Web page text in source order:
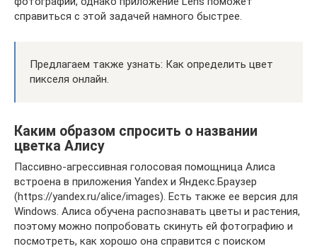
справиться с этой задачей намного быстрее.
Предлагаем также узнать: Как определить цвет
пикселя онлайн.
Каким образом спросить о названии
цветка Алису
Пассивно-агрессивная голосовая помощница Алиса
встроена в приложения Yandex и Яндекс.Браузер
(https://yandex.ru/alice/images). Есть также ее версия для
Windows. Алиса обучена распознавать цветы и растения,
поэтому можно попробовать скинуть ей фотографию и
посмотреть, как хорошо она справится с поиском